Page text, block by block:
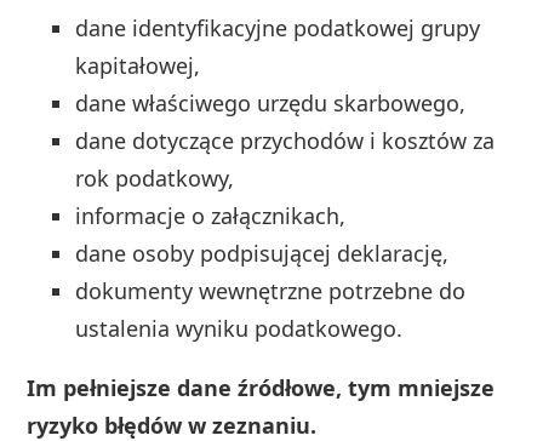
dane identyfikacyjne podatkowej grupy
kapitałowej,
dane właściwego urzędu skarbowego,
dane dotyczące przychodów i kosztów za
rok podatkowy,
informacje o załącznikach,
dane osoby podpisującej deklarację,
dokumenty wewnętrzne potrzebne do
ustalenia wyniku podatkowego.
Im pełniejsze dane źródłowe, tym mniejsze
ryzyko błędów w zeznaniu.